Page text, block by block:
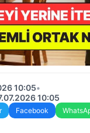
10:05•
10:05
Facebook